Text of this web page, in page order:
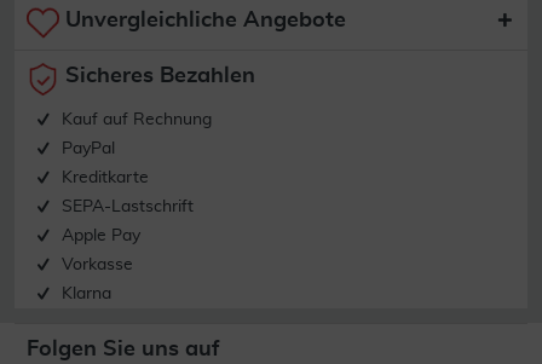
Unvergleichliche Angebote
Sicheres Bezahlen
Kauf auf Rechnung
PayPal
Kreditkarte
SEPA-Lastschrift
Apple Pay
Vorkasse
Klarna
Folgen Sie uns auf